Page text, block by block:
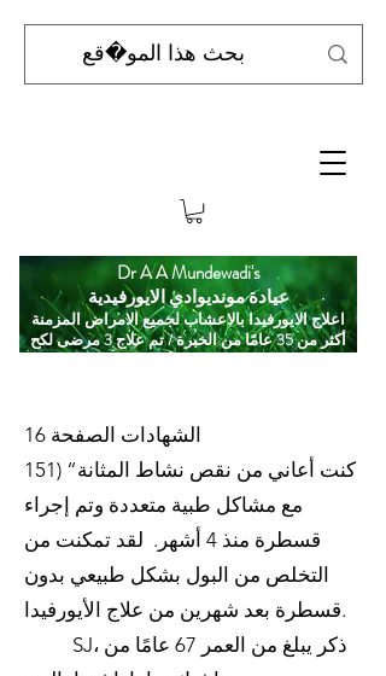
Dr A A Mundewadi's
عيادة مونديوادي الايورفيدية
اعلاج الايورفيدا بالاعشاب لجميع الامراض المزمنة
أكثر من 35 عامًا من الخبرة / تم علاج 3 مرضى لكح
الشهادات الصفحة 16
151) “كنت أعاني من نقص نشاط المثانة
مع مشاكل طبية متعددة وتم إجراء
قسطرة منذ 4 أشهر. لقد تمكنت من
التخلص من البول بشكل طبيعي بدون
قسطرة بعد شهرين من علاج الأيورفيدا.
SJ، ذكر يبلغ من العمر 67 عامًا من